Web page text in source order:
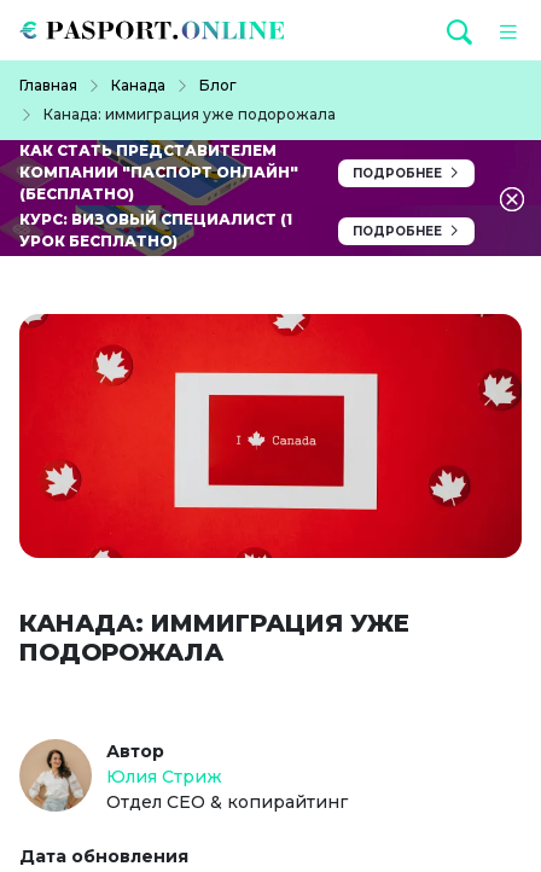
Главная Канада
Блог
Канада: иммиграция уже подорожала
КАК СТАТЬ ПРЕДСТАВИТЕЛЕМ
КОМПАНИИ "ПАСПОРТ ОНЛАЙН"
(БЕСПЛАТНО)
ПОДРОБНЕЕ
КУРС: ВИЗОВЫЙ СПЕЦИАЛИСТ (1
УРОК БЕСПЛАТНО)
ПОДРОБНЕЕ
КАНАДА: ИММИГРАЦИЯ УЖЕ
ПОДОРОЖАЛА
Автор
Юлия Стриж
Отдел СЕО & копирайтинг
Дата обновления